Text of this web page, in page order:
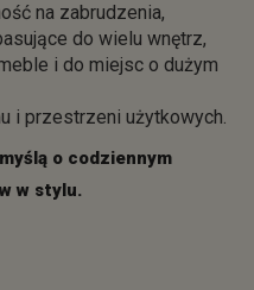
na zabrudzenia,
do wielu wnętrz,
i do miejsc o dużym
i przestrzeni użytkowych.
o codziennym
w stylu.